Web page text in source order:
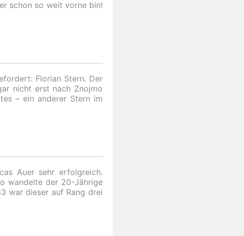
schon so weit vorne bin!
Florian Stern. Der
nicht erst nach Znojmo
– ein anderer Stern im
Auer sehr erfolgreich.
wandelte der 20-Jährige
war dieser auf Rang drei